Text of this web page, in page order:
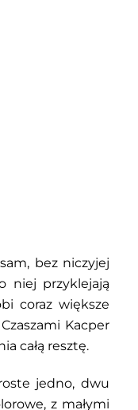
bez niczyjej
niej przyklejają
coraz większe
Kacper
całą resztę.
jedno, dwu
z małymi